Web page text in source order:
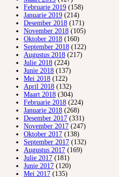
Februarie 2019 (158)
Januarie 2019 (214)
Desember 2018 (171)
November 2018 (105)
Oktober 2018 (160)
September 2018 (122)
Augustus 2018 (217)
Julie 2018 (224)
Junie 2018 (137)
Mei 2018 (122)
April 2018 (132)
Maart 2018 (304)
Februarie 2018 (224)
Januarie 2018 (268)
Desember 2017 (331)
November 2017 (247)
Oktober 2017 (138)
September 2017 (132)
Augustus 2017 (169)
Julie 2017 (181)
Junie 2017 (120)
Mei 2017 (135)